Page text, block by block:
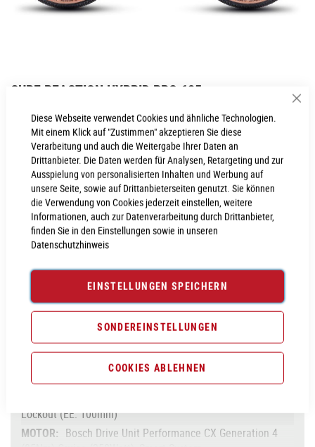
Diese Webseite verwendet Cookies und ähnliche Technologien.
Mit einem Klick auf "Zustimmen" akzeptieren Sie diese
Verarbeitung und auch die Weitergabe Ihrer Daten an
Drittanbieter. Die Daten werden für Analysen, Retargeting und zur
Ausspielung von personalisierten Inhalten und Werbung auf
unsere Seite, sowie auf Drittanbieterseiten genutzt. Sie können
die Verwendung von Cookies jederzeit einstellen, weitere
Informationen, auch zur Datenverarbeitung durch Drittanbieter,
finden Sie in den Einstellungen sowie in unseren
Datenschutzhinweis
EINSTELLUNGEN SPEICHERN
SONDEREINSTELLUNGEN
COOKIES ABLEHNEN
Bildgalerie
springen
CUBE REACTION HYBRID PRO 625
Inkl. MwSt., nur Abholung möglich
PROBEFAHRT VEREINBAREN
Produktanfrage stellen
PRODUKTINFORMATIONEN
Produktinformationen
6029894
Aluminium Superlite, Gravity Casting, Agile Ride
Geometry, 1.5 Headtube, Boost 148, Fully Integrated
Battery, Advanced Internal Cable Routing,
Kickstand/Fender/Carrier Mounting Points
Lockout (EE: 100mm)
Bosch Drive Unit Performance CX Generation 4